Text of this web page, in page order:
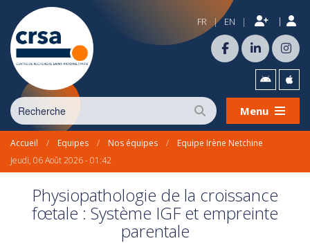
FR | EN | |
Menu
Accueil / Equipes / Nos équipes /
Equipe Irène Netchine
Jeudi, 06 Août 2026 - 01:42
Physiopathologie de la croissance
fœtale : Système IGF et empreinte
parentale